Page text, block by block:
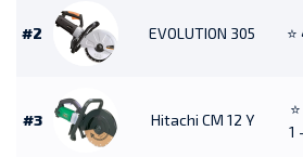
#2 EVOLUTION 305
#3 Hitachi CM 12 Y
1